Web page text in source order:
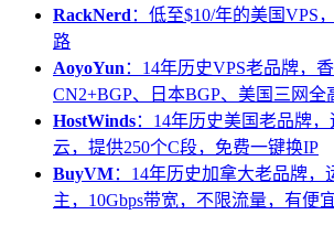
RackNerd ：低至$10/年的美国VPS
路
AoyoYun ：14年历史VPS老品牌，
CN2+BGP、日本BGP、美国三网全
HostWinds：14年历史美国老品牌
云，提供250个C段，免费一键换IP
BuyVM：14年历史加拿大老品牌，
主，10Gbps带宽，不限流量，有便